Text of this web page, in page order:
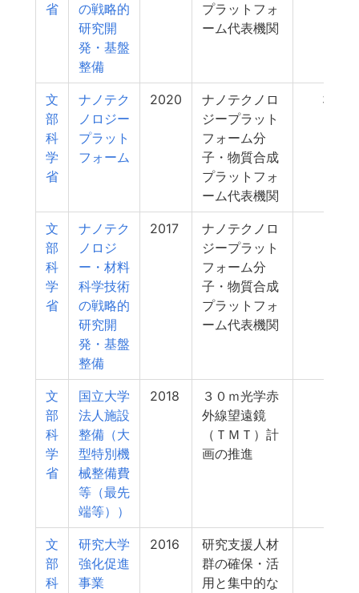
省
の戦略的
研究開
発・基盤
整備
プラットフォ
ーム代表機関
文
部
科
学
省
ナノテク
ノロジー
プラット
フォーム
2020
ナノテクノロ
ジープラット
フォーム分
子・物質合成
プラットフォ
ーム代表機関
330
文
部
科
学
省
ナノテク
ノロジ
ー・材料
科学技術
の戦略的
研究開
発・基盤
整備
2017
ナノテクノロ
ジープラット
フォーム分
子・物質合成
プラットフォ
ーム代表機関
文
部
科
学
省
国立大学
法人施設
整備（大
型特別機
械整備費
等（最先
端等））
2018
３０ｍ光学赤
外線望遠鏡
（ＴＭＴ）計
画の推進
文
部
科
研究大学
強化促進
事業
2016
研究支援人材
群の確保・活
用と集中的な